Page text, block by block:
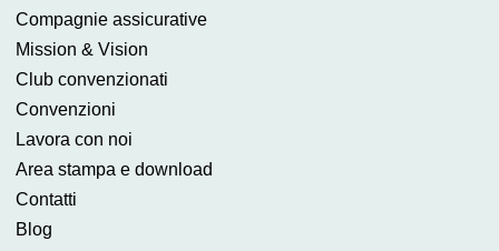
Compagnie assicurative
Mission & Vision
Club convenzionati
Convenzioni
Lavora con noi
Area stampa e download
Contatti
Blog